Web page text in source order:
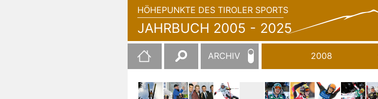
HÖHEPUNKTE DES TIROLER SPORTS
JAHRBUCH 2005 - 2025
JAHRBUCH
2005
2025
Suchen
nach:
ARCHIV 2008